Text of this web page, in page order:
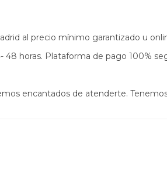
al precio mínimo garantizado u
horas. Plataforma de pago 100%
encantados de atenderte.